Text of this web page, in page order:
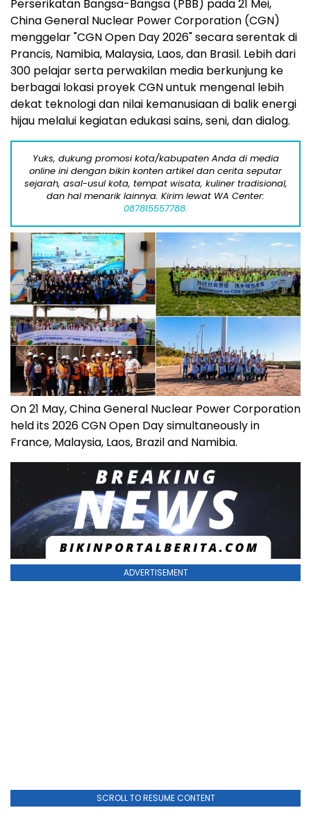
Perserikatan Bangsa-Bangsa (PBB) pada 21 Mei,
China General Nuclear Power Corporation (CGN)
menggelar "CGN Open Day 2026" secara serentak di
Prancis, Namibia, Malaysia, Laos, dan Brasil. Lebih dari
300 pelajar serta perwakilan media berkunjung ke
berbagai lokasi proyek CGN untuk mengenal lebih
dekat teknologi dan nilai kemanusiaan di balik energi
hijau melalui kegiatan edukasi sains, seni, dan dialog.
Yuks, dukung promosi kota/kabupaten Anda di media
online ini dengan bikin konten artikel dan cerita seputar
sejarah, asal-usul kota, tempat wisata, kuliner tradisional,
dan hal menarik lainnya. Kirim lewat WA Center:
087815557788.
On 21 May, China General Nuclear Power Corporation
held its 2026 CGN Open Day simultaneously in
France, Malaysia, Laos, Brazil and Namibia.
ADVERTISEMENT
SCROLL TO RESUME CONTENT